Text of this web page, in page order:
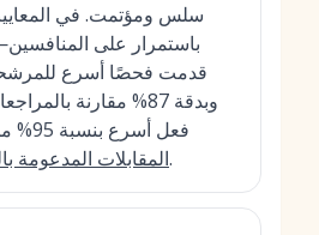
سلس ومؤتمت. في
قدمت فحصًا أسرع
وبدقة 87% مقارنة
فعل أسرع بنسبة 95% من خلال
المقابلات المدعومة.